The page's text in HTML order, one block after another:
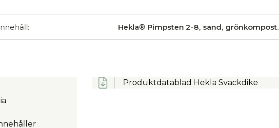
Hekla® Pimpsten 2-8, sand, grönkompost.
Produktdatablad Hekla Svackdike